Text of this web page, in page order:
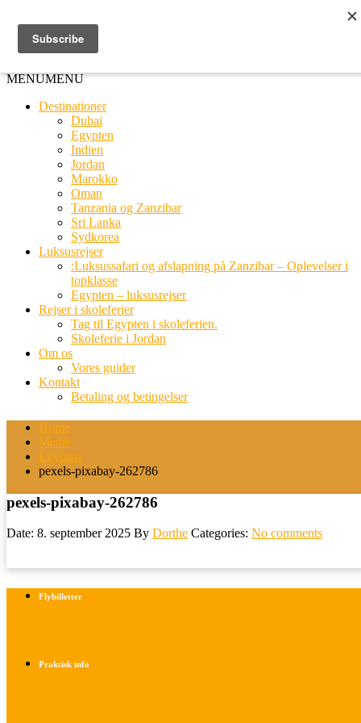
MENUMENU
Destinationer
Dubai
Egypten
Indien
Jordan
Marokko
Oman
Tanzania og Zanzibar
Sri Lanka
Sydkorea
Luksusrejser
:Luksussafari og afslapning på Zanzibar – Oplevelser i
topklasse
Egypten – luksusrejser
Rejser i skoleferier
Tag til Egypten i skoleferien.
Skoleferie i Jordan
Om os
Vores guider
Kontakt
Betaling og betingelser
Home
Medie
Egypten
pexels-pixabay-262786
pexels-pixabay-262786
Date: 8. september 2025 By Dorthe Categories: No comments
Flybilletter
Praktisk info